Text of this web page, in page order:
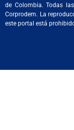
de Colombia. Todas
Corprodem. La
este portal está